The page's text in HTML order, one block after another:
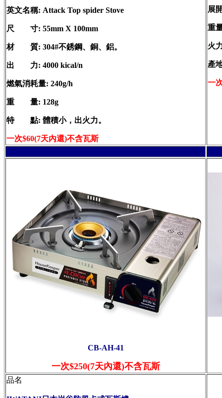
英文名稱: Attack Top spider Stove
尺 寸: 55mm X 100mm
材 質: 304#不銹鋼、銅、鋁。
出 力: 4000 kical/n
燃氣消耗量: 240g/h
重 量: 128g
特 點: 體積小，出火力。
一次$60(7天內還)不含瓦斯
展
重
火
產
一
CB-AH-41
一次$250(7天內還)不含瓦斯
品名